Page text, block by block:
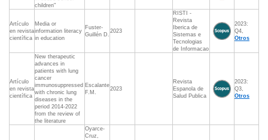
children"
Artículo
en revista
científica
Media or
information literacy
in education
Fuster-
Guillén D.
2023
RISTI -
Revista
Iberica de
Sistemas e
Tecnologias
de Informacao
2023:
Q4,
Otros
Artículo
en revista
científica
New therapeutic
advances in
patients with lung
cancer
immunosuppressed
with chronic lung
diseases in the
period 2014-2022
from the review of
the literature
Escalante
F.M.
2023
Revista
Espanola de
Salud Publica
2023:
Q3,
Otros
Oyarce-
Cruz,